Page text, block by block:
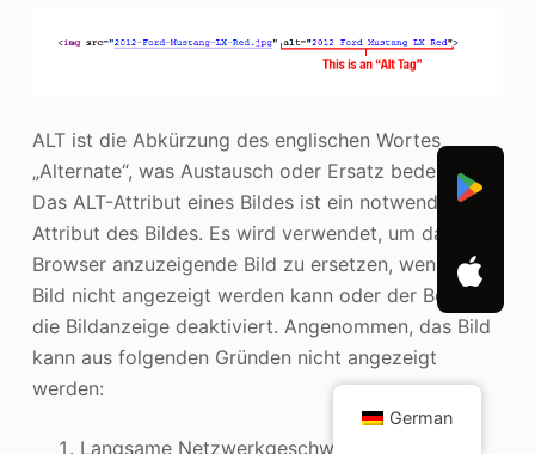
ALT ist die Abkürzung des englischen Wortes
„Alternate“, was Austausch oder Ersatz bedeutet.
Das ALT-Attribut eines Bildes ist ein notwendiges
Attribut des Bildes. Es wird verwendet, um das im
Browser anzuzeigende Bild zu ersetzen, wenn das
Bild nicht angezeigt werden kann oder der Benutzer
die Bildanzeige deaktiviert. Angenommen, das Bild
kann aus folgenden Gründen nicht angezeigt
werden:
Langsame Netzwerkgeschwindigkeit;
German